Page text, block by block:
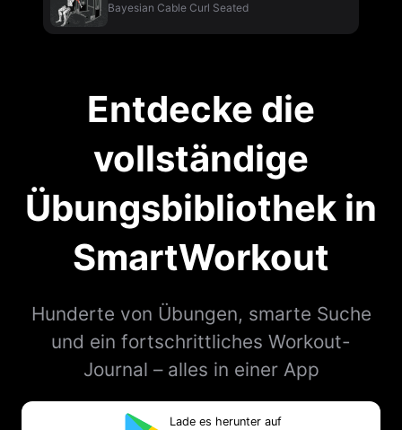
Bayesian Cable Curl Seated
Entdecke die
vollständige
Übungsbibliothek in
SmartWorkout
Hunderte von Übungen, smarte Suche
und ein fortschrittliches Workout-
Journal – alles in einer App
Lade es herunter auf